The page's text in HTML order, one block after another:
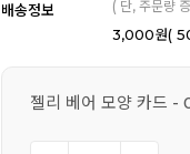
배송정보 ( 단, 주문량
3,000원(
젤리 베어 모양 카드 -